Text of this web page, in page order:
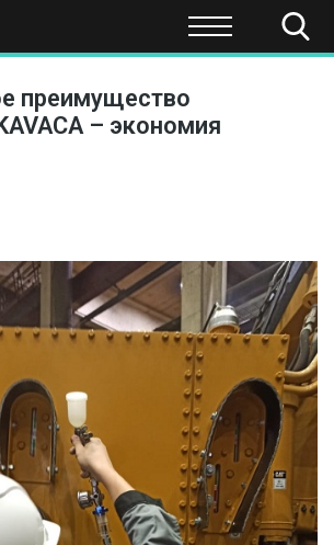
ЭКОНОМИКА НАУКА И
преимущество
– экономия